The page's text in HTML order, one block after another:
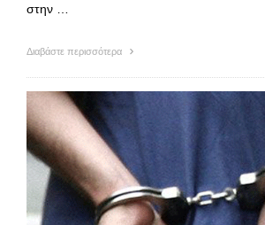
στην …
Διαβάστε περισσότερα